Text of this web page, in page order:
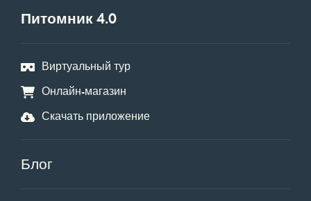
Питомник 4.0
Виртуальный тур
Онлайн-магазин
Скачать приложение
Блог